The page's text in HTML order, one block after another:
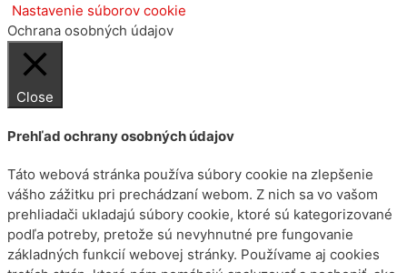
Nastavenie súborov cookie
Ochrana osobných údajov
Close
Prehľad ochrany osobných údajov
Táto webová stránka používa súbory cookie na zlepšenie
vášho zážitku pri prechádzaní webom. Z nich sa vo vašom
prehliadači ukladajú súbory cookie, ktoré sú kategorizované
podľa potreby, pretože sú nevyhnutné pre fungovanie
základných funkcií webovej stránky. Používame aj cookies